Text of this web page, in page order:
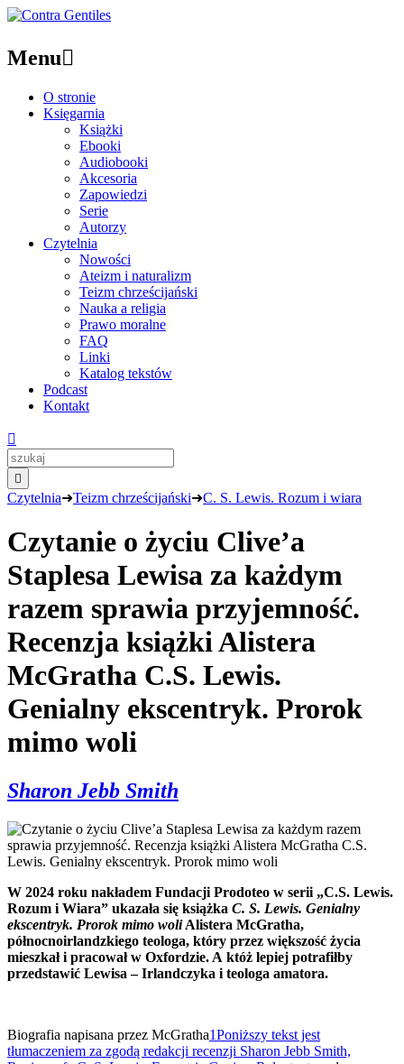
Menu
O stronie
Księgarnia
Książki
Ebooki
Audiobooki
Akcesoria
Zapowiedzi
Serie
Autorzy
Czytelnia
Nowości
Ateizm i naturalizm
Teizm chrześcijański
Nauka a religia
Prawo moralne
FAQ
Linki
Katalog tekstów
Podcast
Kontakt


Czytelnia➜Teizm chrześcijański➜C. S. Lewis. Rozum i wiara
Czytanie o życiu Clive’a
Staplesa Lewisa za każdym
razem sprawia przyjemność.
Recenzja książki Alistera
McGratha C.S. Lewis.
Genialny ekscentryk. Prorok
mimo woli
Sharon Jebb Smith
W 2024 roku nakładem Fundacji Prodoteo w serii „C.S. Lewis.
Rozum i Wiara” ukazała się książka C. S. Lewis. Genialny
ekscentryk. Prorok mimo woliAlistera McGratha,
północnoirlandzkiego teologa, który przez większość życia
mieszkał i pracował w Oxfordzie. A któż lepiej potrafiłby
przedstawić Lewisa – Irlandczyka i teologa amatora.
Biografia napisana przez McGratha1Poniższy tekst jest
tłumaczeniem za zgodą redakcji recenzji Sharon Jebb Smith,